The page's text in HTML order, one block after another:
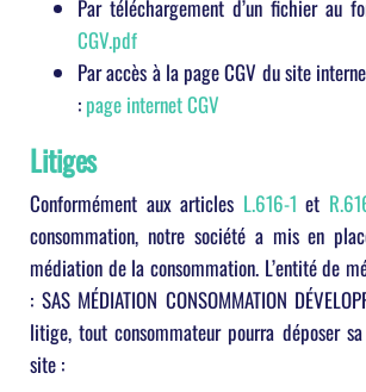
Par téléchargement d’un fichier au
CGV.pdf
Par accès à la page CGV du site
: page internet CGV
Litiges
Conformément aux articles L.616-1 et
consommation, notre société a mis en
médiation de la consommation. L’entité de
: SAS MÉDIATION CONSOMMATION
litige, tout consommateur pourra déposer
site :